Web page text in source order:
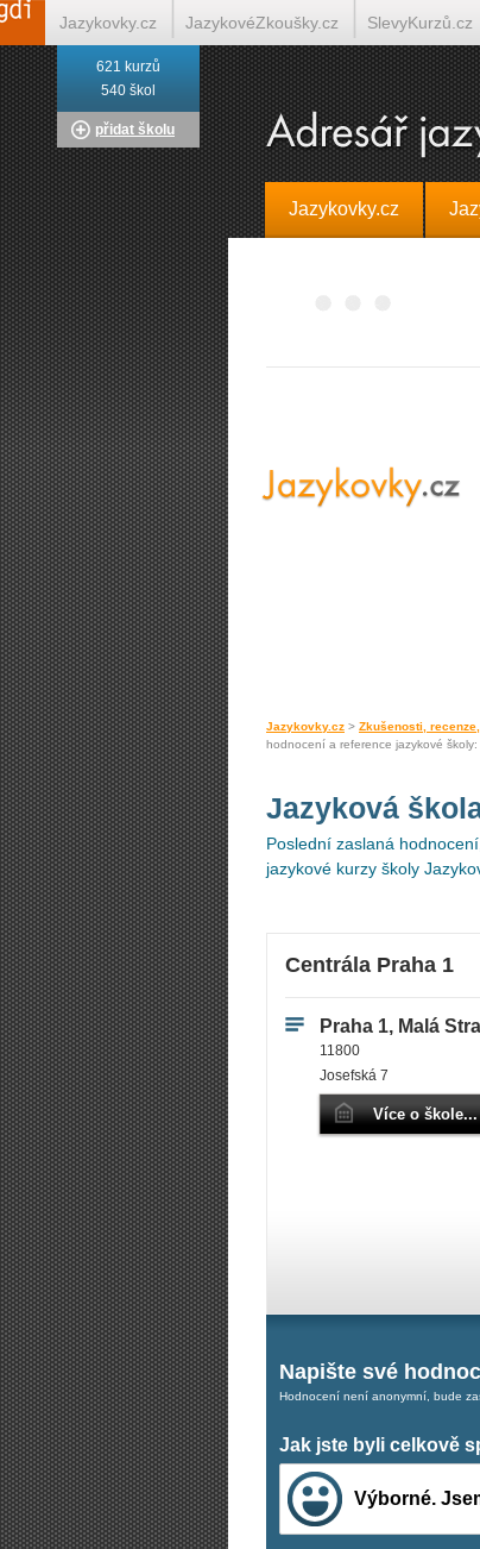
Jazykovky.cz
Jazykovky.cz > Zkušenosti,
hodnocení a reference jazykové
Jazyková
Poslední zaslaná
jazykové kurzy školy
Centrála Praha 1
Praha 1, Malá
11800
Josefská 7
Více o škole...
Napište své
Hodnocení není anonymní, bude
Jak jste byli celkově
Výborné.
621 kurzů
540 škol
přidat školu
Jazykovky.cz JazykovéZkoušky.cz SlevyKurzů.cz
Italština on-line Tlumočení-Překlady.cz